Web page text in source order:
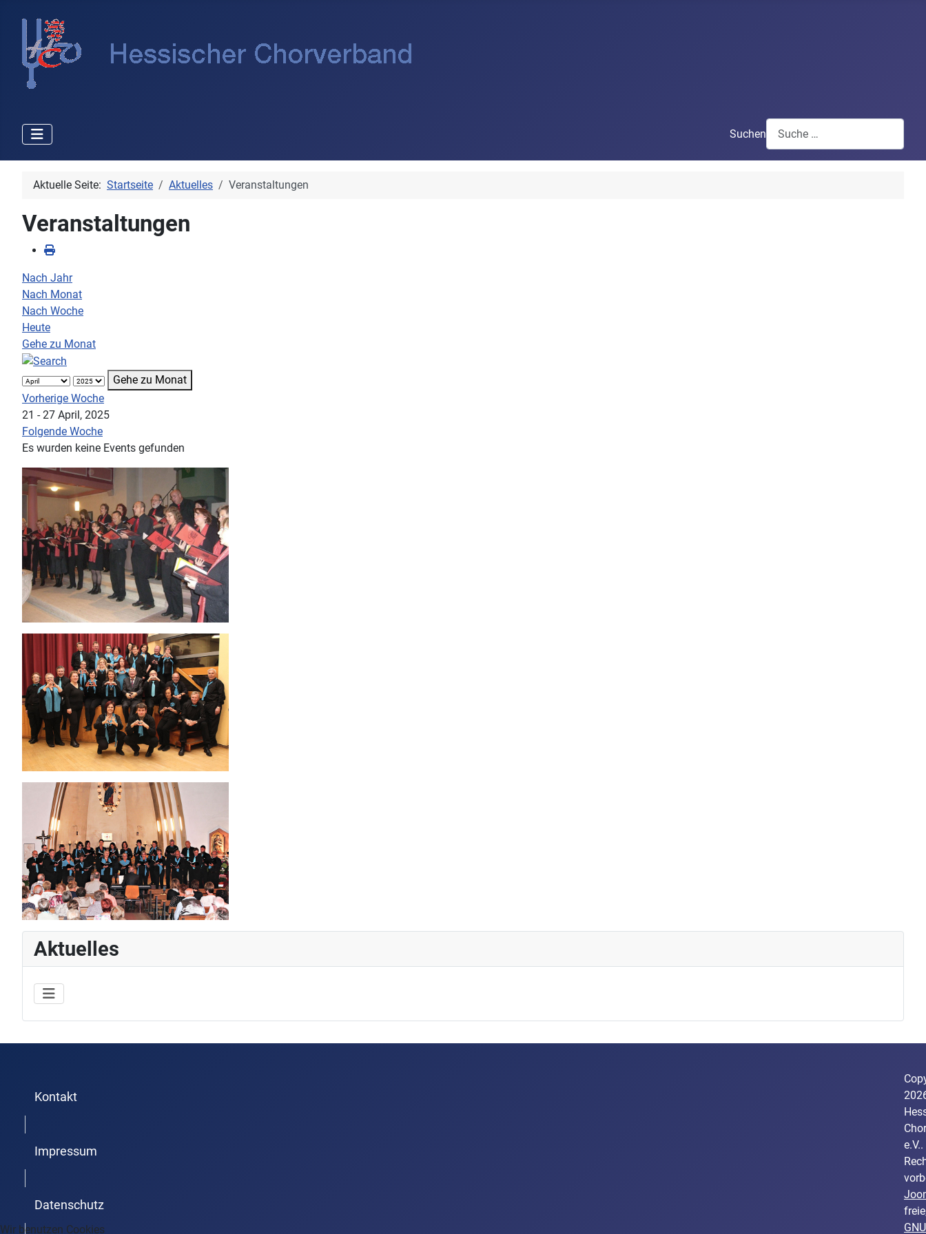
Suchen
Aktuelles
Aktuelle Seite: Startseite Aktuelles Veranstaltungen
Veranstaltungen
Nach Jahr
Nach Monat
Nach Woche
Heute
Gehe zu Monat
Gehe zu Monat
Vorherige Woche
21 - 27 April, 2025
Folgende Woche
Es wurden keine Events gefunden
Kontakt
Impressum
Datenschutz
Wir benutzen Cookies